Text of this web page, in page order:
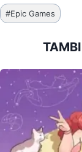
Etiquetas
de
#Epic Games